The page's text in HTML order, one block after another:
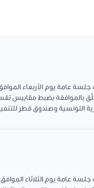
التونسية وصندوق قطر